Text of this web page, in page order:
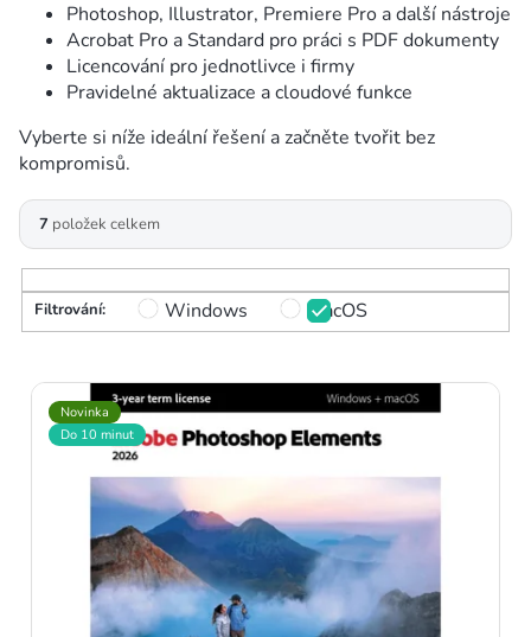
Photoshop, Illustrator, Premiere Pro a další nástroje
Acrobat Pro a Standard pro práci s PDF dokumenty
Licencování pro jednotlivce i firmy
Pravidelné aktualizace a cloudové funkce
Vyberte si níže ideální řešení a začněte tvořit bez
kompromisů.
7 položek celkem
Windows macOS
V
ý
p
s
Novinka
Do 10 minut